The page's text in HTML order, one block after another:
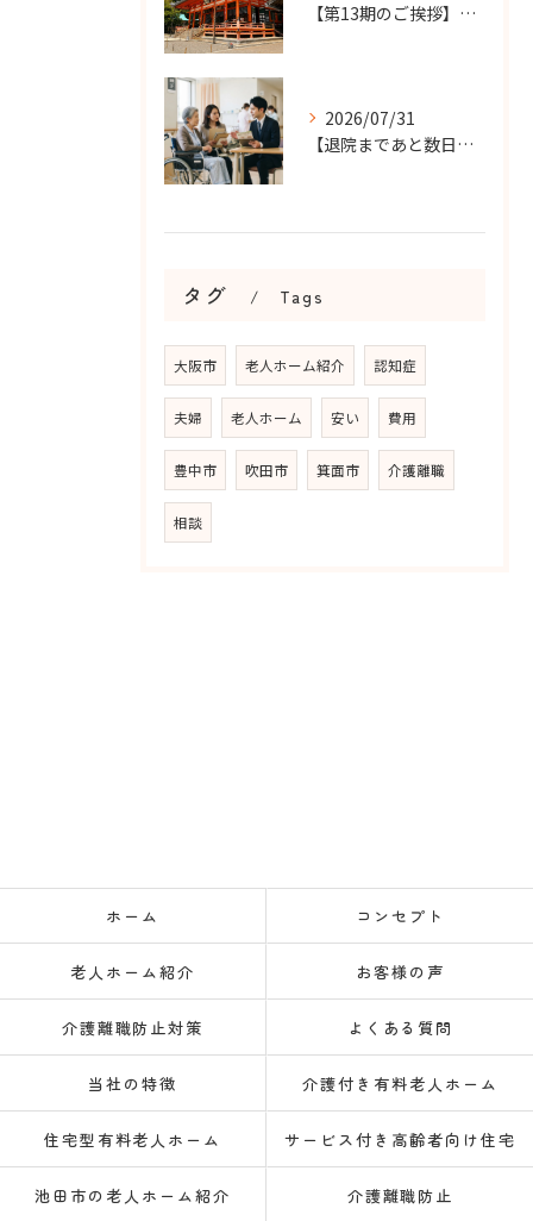
【第13期のご挨拶】感謝を力に、さらなる挑戦の一年へ
2026/07/31
【退院まであと数日…】老人ホーム探しを急ぐケースで大切なこと...
タグ Tags
大阪市 老人ホーム紹介 認知症
夫婦 老人ホーム 安い 費用
豊中市 吹田市 箕面市 介護離職
相談
ホーム コンセプト
老人ホーム紹介 お客様の声
介護離職防止対策 よくある質問
当社の特徴 介護付き有料老人ホーム
住宅型有料老人ホーム サービス付き高齢者向け住宅
池田市の老人ホーム紹介 介護離職防止